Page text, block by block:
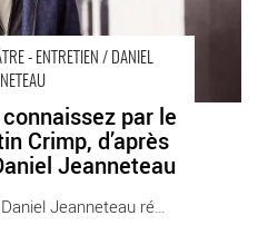
- ENTRETIEN / DANIEL
par le
Crimp, d’après
Jeanneteau
Le metteur en scène Daniel Jeanneteau réunit [...]